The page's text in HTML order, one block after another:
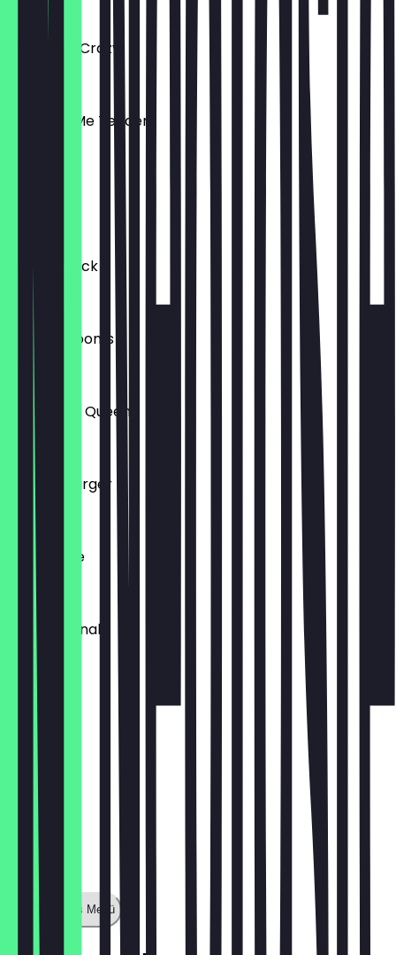
€ 9,30
Bacon Me Crazy
Pastrami Me Tender
Breggs Chick
€ 11,90
Magic Shrooms
€ 11,30
The Green Queen
€ 11,30
Daddy's Burger
€ 12,40
Lox Of Love
EggCeptional
€ 13,70
Zeige ganzes Menü